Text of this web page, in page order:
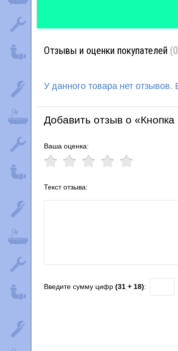
Отзывы и оценки покупателей
У данного товара нет
Добавить отзыв о
Ваша оценка:
Текст отзыва:
Введите сумму цифр (31 + 18):